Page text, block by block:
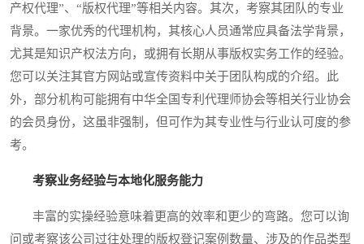
产权代理”、“版权代理”等相关内容。其次，考察其团队的专业
背景。一家优秀的代理机构，其核心人员通常应具备法学背景，
尤其是知识产权法方向，或拥有长期从事版权实务工作的经验。
您可以关注其官方网站或宣传资料中关于团队构成的介绍。此
外，部分机构可能拥有中华全国专利代理师协会等相关行业协会
的会员身份，这虽非强制，但可作为其专业性与行业认可度的参
考。
考察业务经验与本地化服务能力
丰富的实操经验意味着更高的效率和更少的弯路。您可以询
问或考察该公司过往处理的版权登记案例数量、涉及的作品类型